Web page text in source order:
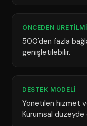
ÖNCEDEN
500'den fazla
genişletilebilir.
DESTEK MODELI
Yönetilen hizmet
Kurumsal